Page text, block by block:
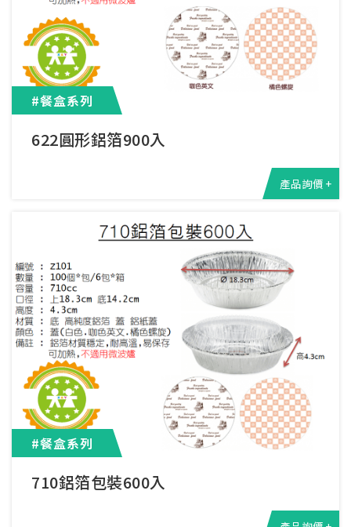
#餐盒系列
622圓形鋁箔900入
產品詢價 +
#餐盒系列
710鋁箔包裝600入